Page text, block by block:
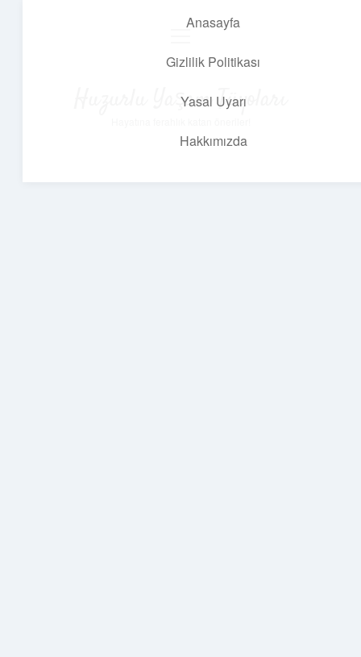
Anasayfa
Gizlilik Politikası
Yasal Uyarı
Hakkımızda
Huzurlu Yaşam Tüyoları